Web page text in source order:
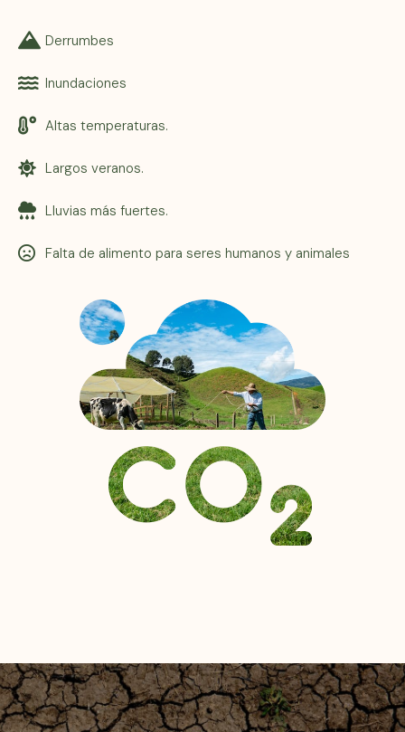
Derrumbes
Inundaciones
Altas temperaturas.
Largos veranos.
Lluvias más fuertes.
Falta de alimento para seres humanos y animales